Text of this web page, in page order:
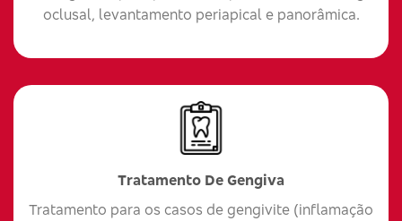
oclusal, levantamento periapical e panorâmica.
Tratamento De Gengiva
Tratamento para os casos de gengivite (inflamação